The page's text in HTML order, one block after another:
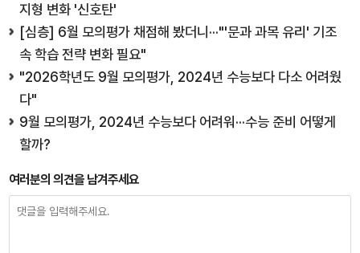
지형 변화 '신호탄'
[심층] 6월 모의평가 채점해 봤더니···"'문과 과목 유리' 기조
속 학습 전략 변화 필요"
"2026학년도 9월 모의평가, 2024년 수능보다 다소 어려웠
다"
9월 모의평가, 2024년 수능보다 어려워···수능 준비 어떻게
할까?
여러분의 의견을 남겨주세요